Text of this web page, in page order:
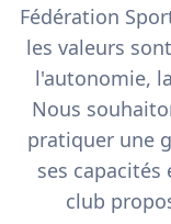
Fédération
les valeurs
l'autonomie,
Nous
pratiquer une
ses capacités
club